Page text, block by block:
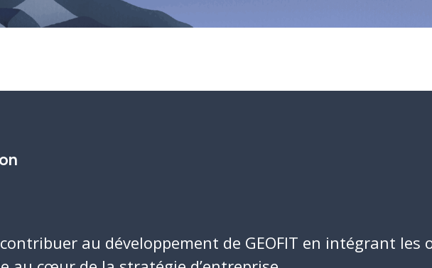
au développement de GEOFIT en intégrant les